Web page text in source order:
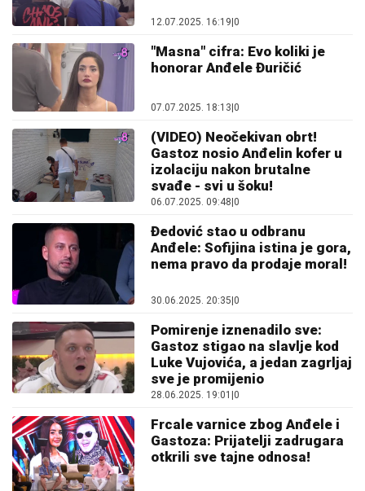
12.07.2025. 16:19|0
"Masna" cifra: Evo koliki je
honorar Anđele Đuričić
07.07.2025. 18:13 0
(VIDEO) Neočekivan obrt!
Gastoz nosio Anđelin kofer u
izolaciju nakon brutalne
svađe - svi u šoku!
06.07.2025. 09:48 0
Đedović stao u odbranu
Anđele: Sofijina istina je gora,
nema pravo da prodaje moral!
30.06.2025. 20:35 0
Pomirenje iznenadilo sve:
Gastoz stigao na slavlje kod
Luke Vujovića, a jedan zagrljaj
sve je promijenio
28.06.2025. 19:01 0
Frcale varnice zbog Anđele i
Gastoza: Prijatelji zadrugara
otkrili sve tajne odnosa!